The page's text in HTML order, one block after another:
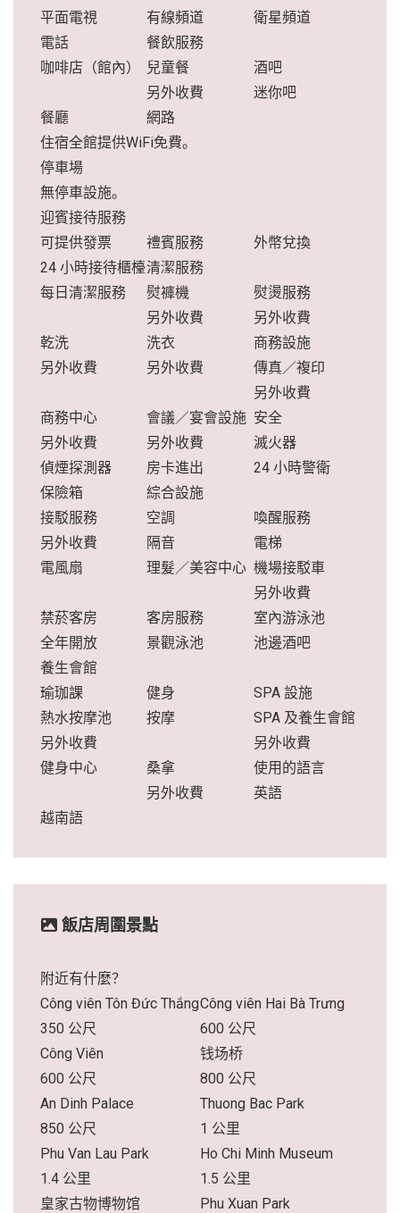
平面電視
有線頻道
衛星頻道
電話
餐飲服務
咖啡店（館內）
兒童餐
另外收費
酒吧
迷你吧
餐廳
網路
住宿全館提供WiFi免費。
停車場
無停車設施。
迎賓接待服務
可提供發票
禮賓服務
外幣兌換
24 小時接待櫃檯清潔服務
每日清潔服務
熨褲機
另外收費
熨燙服務
另外收費
乾洗
另外收費
洗衣
另外收費
商務設施
傳真／複印
另外收費
商務中心
另外收費
會議／宴會設施
另外收費
安全
滅火器
偵煙探測器
房卡進出
24 小時警衛
保險箱
綜合設施
接駁服務
另外收費
空調
喚醒服務
隔音
電梯
電風扇
理髮／美容中心 機場接駁車
另外收費
禁菸客房
客房服務
室內游泳池
全年開放
景觀泳池
池邊酒吧
養生會館
瑜珈課
健身
SPA 設施
熱水按摩池
另外收費
按摩
SPA 及養生會館
另外收費
健身中心
桑拿
另外收費
使用的語言
英語
越南語
飯店周圍景點
附近有什麼？
Công viên Tôn Đức Thắng
350 公尺
Công viên Hai Bà Trưng
600 公尺
Công Viên
600 公尺
钱场桥
800 公尺
An Dinh Palace
850 公尺
Thuong Bac Park
1 公里
Phu Van Lau Park
1.4 公里
Ho Chi Minh Museum
1.5 公里
皇家古物博物馆
Phu Xuan Park